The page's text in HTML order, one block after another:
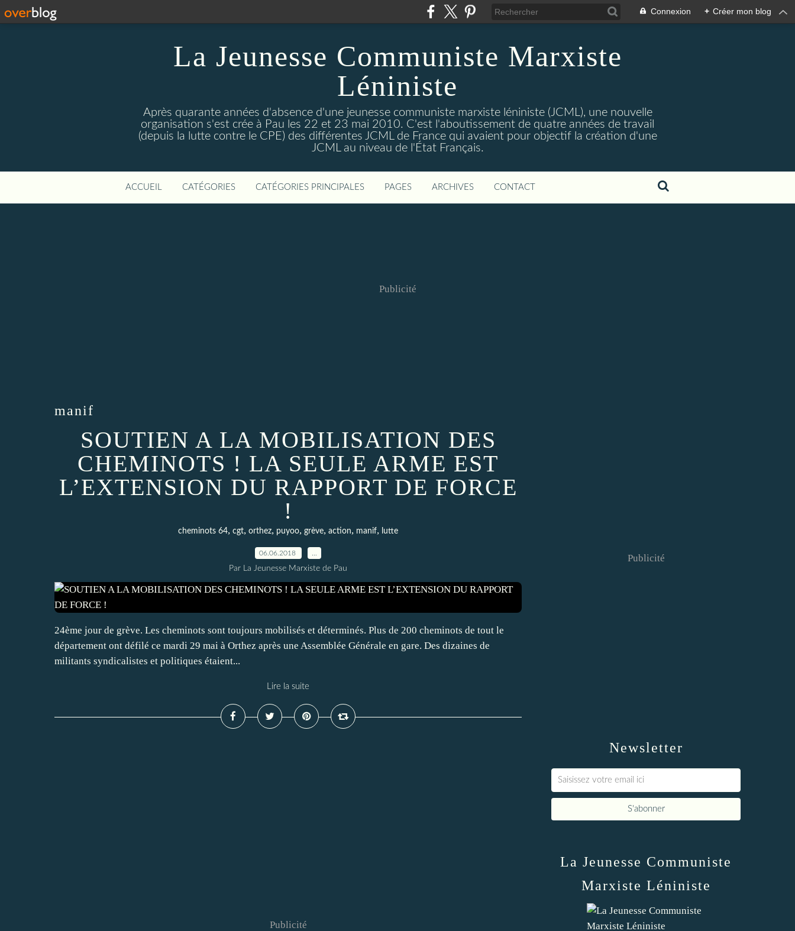
Connexion + Créer mon blog
La Jeunesse Communiste Marxiste
Léniniste
Après quarante années d'absence d'une jeunesse communiste marxiste léniniste (JCML), une nouvelle
organisation s'est crée à Pau les 22 et 23 mai 2010. C'est l'aboutissement de quatre années de travail
(depuis la lutte contre le CPE) des différentes JCML de France qui avaient pour objectif la création d'une
JCML au niveau de l'État Français.
ACCUEIL CATÉGORIES CATÉGORIES PRINCIPALES PAGES ARCHIVES CONTACT
Publicité
manif
SOUTIEN A LA MOBILISATION DES
CHEMINOTS ! LA SEULE ARME EST
L’EXTENSION DU RAPPORT DE FORCE
!
cheminots 64, cgt, orthez, puyoo, grève, action, manif, lutte
06.06.2018
Par La Jeunesse Marxiste de Pau
24ème jour de grève. Les cheminots sont toujours mobilisés et déterminés. Plus de 200 cheminots de tout le
département ont défilé ce mardi 29 mai à Orthez après une Assemblée Générale en gare. Des dizaines de
militants syndicalistes et politiques étaient...
Lire la suite
Publicité
Newsletter
Publicité
La Jeunesse Communiste
Marxiste Léniniste